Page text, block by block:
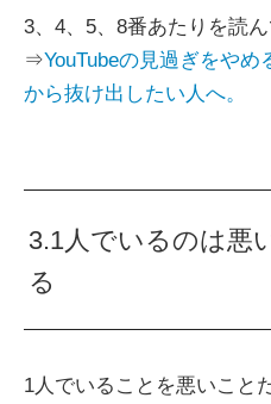
3、4、5、8番あたりを読
⇒YouTubeの見過ぎをや
から抜け出したい人へ。
3.1人でいるのは悪
る
1人でいることを悪いこと